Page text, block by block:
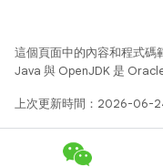
這個頁面中的內容和程式碼
Java 與 OpenJDK 是
上次更新時間：2026-06-